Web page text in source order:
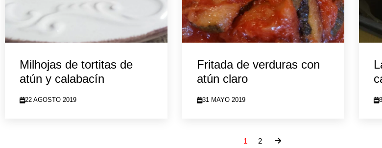
Milhojas de tortitas de
atún y calabacín
22 AGOSTO 2019
Fritada de verduras con
atún claro
31 MAYO 2019
1 2